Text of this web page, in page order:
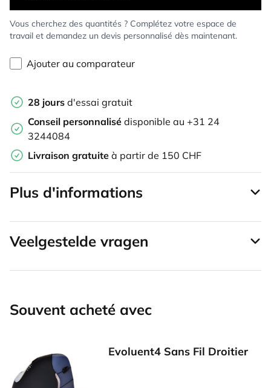
Vous cherchez des quantités ? Complétez votre espace de
travail et demandez un devis personnalisé dès maintenant.
Ajouter au comparateur
28 jours d'essai gratuit
Conseil personnalisé disponible au +31 24
3244084
Livraison gratuite à partir de 150 CHF
Plus d'informations
Veelgestelde vragen
Souvent acheté avec
Evoluent4 Sans Fil Droitier